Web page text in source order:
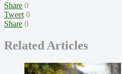
Share 0
Tweet 0
Share 0
Related Articles